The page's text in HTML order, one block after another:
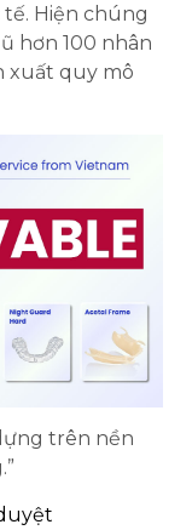
Hiện chúng
hơn 100 nhân
xuất quy mô
trên nền